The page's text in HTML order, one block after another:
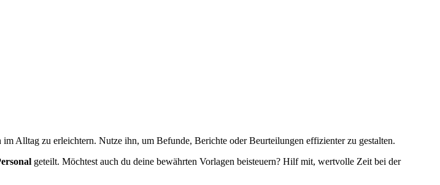
Alltag zu erleichtern. Nutze ihn, um Befunde, Berichte oder Beurteilungen effizienter zu gestalten.
geteilt. Möchtest auch du deine bewährten Vorlagen beisteuern? Hilf mit, wertvolle Zeit bei der